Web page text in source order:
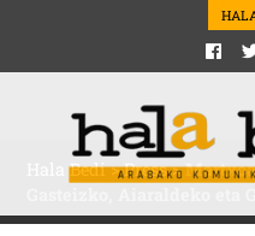
Hala Bedi>Press>